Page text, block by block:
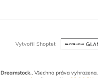
Vytvořil Shoptet
Dreamstock.. Všechna práva vyhrazena.